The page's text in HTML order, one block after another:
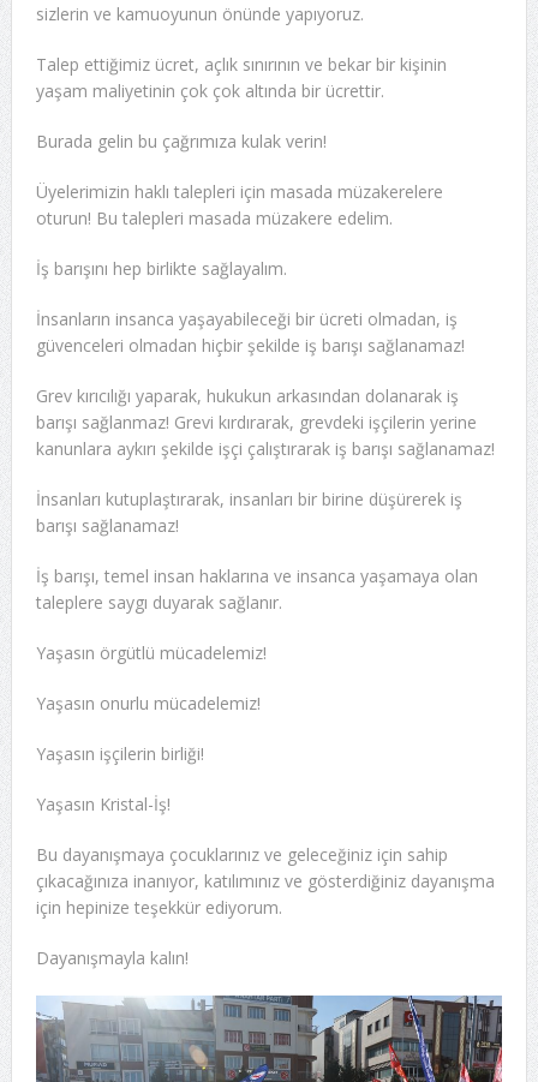
sizlerin ve kamuoyunun önünde yapıyoruz.
Talep ettiğimiz ücret, açlık sınırının ve bekar bir kişinin
yaşam maliyetinin çok çok altında bir ücrettir.
Burada gelin bu çağrımıza kulak verin!
Üyelerimizin haklı talepleri için masada müzakerelere
oturun! Bu talepleri masada müzakere edelim.
İş barışını hep birlikte sağlayalım.
İnsanların insanca yaşayabileceği bir ücreti olmadan, iş
güvenceleri olmadan hiçbir şekilde iş barışı sağlanamaz!
Grev kırıcılığı yaparak, hukukun arkasından dolanarak iş
barışı sağlanmaz! Grevi kırdırarak, grevdeki işçilerin yerine
kanunlara aykırı şekilde işçi çalıştırarak iş barışı sağlanamaz!
İnsanları kutuplaştırarak, insanları bir birine düşürerek iş
barışı sağlanamaz!
İş barışı, temel insan haklarına ve insanca yaşamaya olan
taleplere saygı duyarak sağlanır.
Yaşasın örgütlü mücadelemiz!
Yaşasın onurlu mücadelemiz!
Yaşasın işçilerin birliği!
Yaşasın Kristal-İş!
Bu dayanışmaya çocuklarınız ve geleceğiniz için sahip
çıkacağınıza inanıyor, katılımınız ve gösterdiğiniz dayanışma
için hepinize teşekkür ediyorum.
Dayanışmayla kalın!